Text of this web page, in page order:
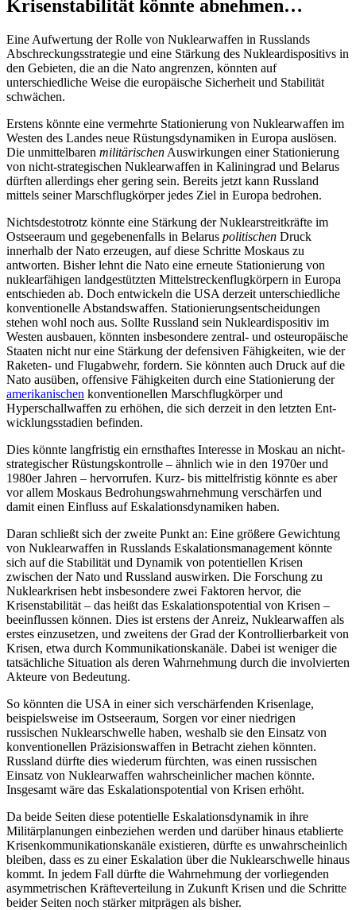
Krisenstabilität könnte abnehmen…
Eine Aufwertung der Rolle von Nuklear­waffen in Russlands
Abschreckungsstrategie und eine Stärkung des Nukleardispositivs in
den Gebieten, die an die Nato an­grenzen, könnten auf
unterschiedliche Weise die europäische Sicherheit und Stabilität
schwächen.
Erstens könnte eine vermehrte Stationierung von Nuklearwaffen im
Westen des Landes neue Rüstungsdynamiken in Europa auslösen.
Die unmittelbaren militärischen Auswirkungen einer Stationierung
von nicht-strategischen Nuklearwaffen in Kali­ningrad und Belarus
dürften allerdings eher gering sein. Bereits jetzt kann Russland
mittels seiner Marschflugkörper jedes Ziel in Europa bedrohen.
Nichtsdestotrotz könnte eine Stärkung der Nuklearstreitkräfte im
Ostseeraum und gegebenenfalls in Belarus politischen Druck
innerhalb der Nato erzeugen, auf diese Schritte Moskaus zu
antworten. Bisher lehnt die Nato eine erneute Stationierung von
nuklearfähigen landgestützten Mittel­streckenflugkörpern in Europa
entschieden ab. Doch entwickeln die USA derzeit unter­schiedliche
konventionelle Abstandswaffen. Stationierungsentscheidungen
stehen wohl noch aus. Sollte Russland sein Nuklear­dispositiv im
Westen ausbauen, könnten insbesondere zentral- und osteuropäische
Staaten nicht nur eine Stärkung der defen­siven Fähigkeiten, wie der
Raketen- und Flugabwehr, fordern. Sie könnten auch Druck auf die
Nato ausüben, offensive Fähigkeiten durch eine Stationierung der
amerikanischen konventionellen Marschflugkörper und
Hyperschallwaffen zu er­höhen, die sich derzeit in den letzten Ent­
wicklungsstadien befinden.
Dies könnte langfristig ein ernsthaftes Interesse in Moskau an nicht-
strategischer Rüstungskontrolle – ähnlich wie in den 1970er und
1980er Jahren – hervorrufen. Kurz- bis mittelfristig könnte es aber
vor allem Moskaus Bedrohungswahrnehmung verschärfen und
damit einen Einfluss auf Eskalationsdynamiken haben.
Daran schließt sich der zweite Punkt an: Eine größere Gewichtung
von Nuklear­waffen in Russlands Eskalationsmanagement könnte
sich auf die Stabilität und Dynamik von potentiellen Krisen
zwischen der Nato und Russland auswirken. Die For­schung zu
Nuklearkrisen hebt insbesondere zwei Faktoren hervor, die
Krisenstabilität – das heißt das Eskalationspotential von Krisen –
beeinflussen können. Dies ist erstens der Anreiz, Nuklearwaffen als
erstes einzusetzen, und zweitens der Grad der Kontrollierbarkeit von
Krisen, etwa durch Kommunikationskanäle. Dabei ist weniger die
tatsächliche Situation als deren Wahr­nehmung durch die involvierten
Akteure von Bedeutung.
So könnten die USA in einer sich verschärfenden Krisenlage,
beispielsweise im Ostseeraum, Sorgen vor einer niedrigen
russischen Nuklearschwelle haben, weshalb sie den Einsatz von
konventionellen Präzi­sionswaffen in Betracht ziehen könnten.
Russland dürfte dies wiederum fürchten, was einen russischen
Einsatz von Nuklearwaffen wahrscheinlicher machen könnte.
Insgesamt wäre das Eskalationspotential von Krisen erhöht.
Da beide Seiten diese potentielle Eskalationsdynamik in ihre
Militärplanungen einbeziehen werden und darüber hinaus etablierte
Krisenkommunikationskanäle existieren, dürfte es unwahrscheinlich
blei­ben, dass es zu einer Eskalation über die Nuklearschwelle hinaus
kommt. In jedem Fall dürfte die Wahrnehmung der vorliegenden
asymmetrischen Kräfteverteilung in Zukunft Krisen und die Schritte
beider Seiten noch stärker mitprägen als bisher.